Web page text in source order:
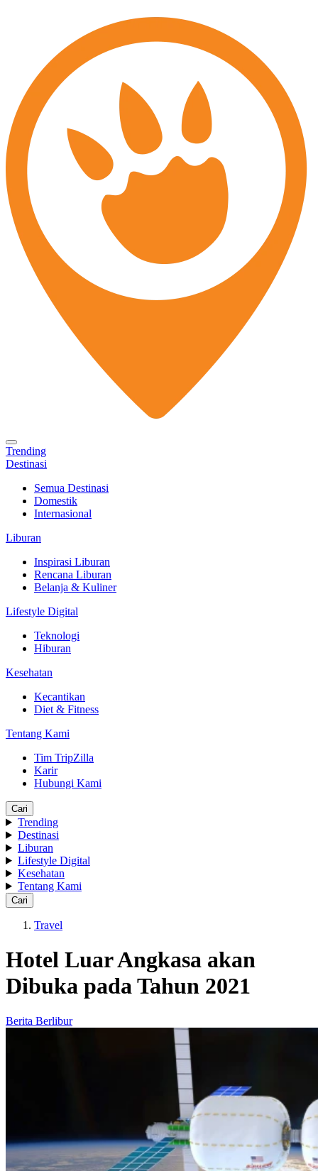
Trending
Destinasi
Semua Destinasi
Domestik
Internasional
Liburan
Inspirasi Liburan
Rencana Liburan
Belanja & Kuliner
Lifestyle Digital
Teknologi
Hiburan
Kesehatan
Kecantikan
Diet & Fitness
Tentang Kami
Tim TripZilla
Karir
Hubungi Kami
Cari
Trending
Destinasi
Liburan
Lifestyle Digital
Kesehatan
Tentang Kami
Cari
Travel
Hotel Luar Angkasa akan
Dibuka pada Tahun 2021
Berita Berlibur